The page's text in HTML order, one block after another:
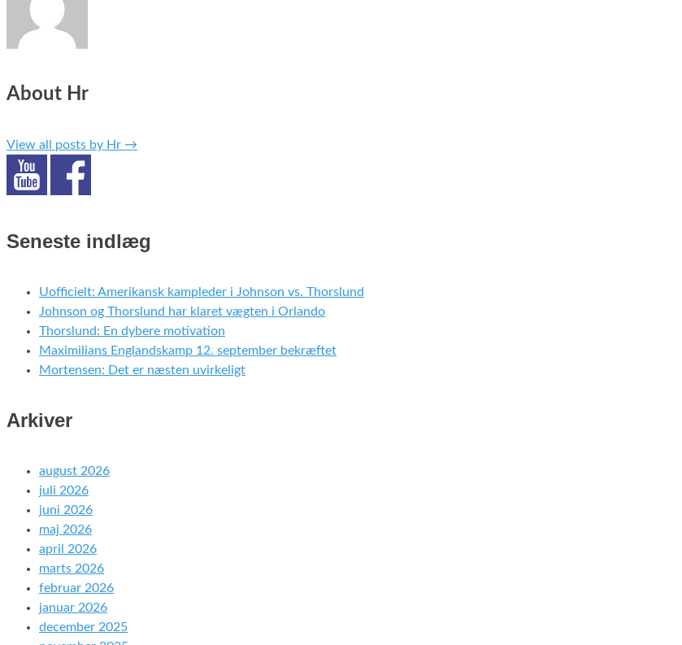
About Hr
View all posts by Hr →
Seneste indlæg
Uofficielt: Amerikansk kampleder i Johnson vs. Thorslund
Johnson og Thorslund har klaret vægten i Orlando
Thorslund: En dybere motivation
Maximilians Englandskamp 12. september bekræftet
Mortensen: Det er næsten uvirkeligt
Arkiver
august 2026
juli 2026
juni 2026
maj 2026
april 2026
marts 2026
februar 2026
januar 2026
december 2025